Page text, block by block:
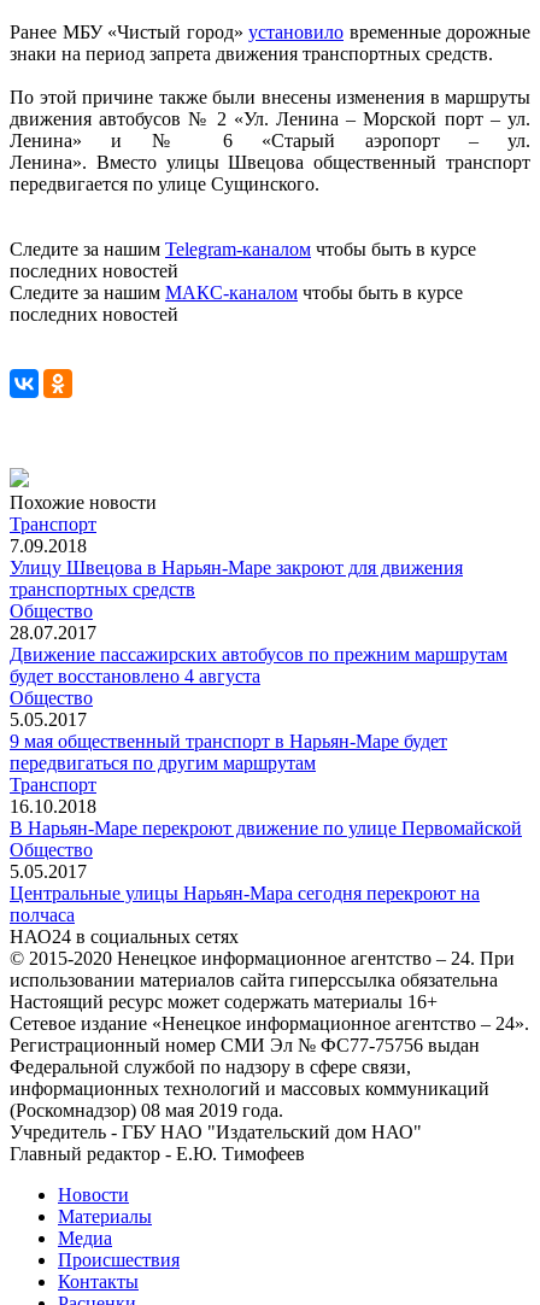
Ранее МБУ «Чистый город» установило временные дорожные
знаки на период запрета движения транспортных средств.
По этой причине также были внесены изменения в маршруты
движения автобусов № 2 «Ул. Ленина – Морской порт – ул.
Ленина» и № 6 «Старый аэропорт – ул.
Ленина». Вместоулицы Швецова общественный транспорт
передвигается по улице Сущинского.
Следите за нашим Telegram-каналом чтобы быть в курсе
последних новостей
Следите за нашим МАКС-каналом чтобы быть в курсе
последних новостей
Похожие новости
Транспорт
7.09.2018
Улицу Швецова в Нарьян-Маре закроют для движения
транспортных средств
Общество
28.07.2017
Движение пассажирских автобусов по прежним маршрутам
будет восстановлено 4 августа
Общество
5.05.2017
9 мая общественный транспорт в Нарьян-Маре будет
передвигаться по другим маршрутам
Транспорт
16.10.2018
В Нарьян-Маре перекроют движение по улице Первомайской
Общество
5.05.2017
Центральные улицы Нарьян-Мара сегодня перекроют на
полчаса
НАО24 в социальных сетях
© 2015-2020 Ненецкое информационное агентство – 24. При
использовании материалов сайта гиперссылка обязательна
Настоящий ресурс может содержать материалы 16+
Сетевое издание «Ненецкое информационное агентство – 24».
Регистрационный номер СМИ Эл № ФС77-75756 выдан
Федеральной службой по надзору в сфере связи,
информационных технологий и массовых коммуникаций
(Роскомнадзор) 08 мая 2019 года.
Учредитель - ГБУ НАО "Издательский дом НАО"
Главный редактор - Е.Ю. Тимофеев
Новости
Материалы
Медиа
Происшествия
Контакты